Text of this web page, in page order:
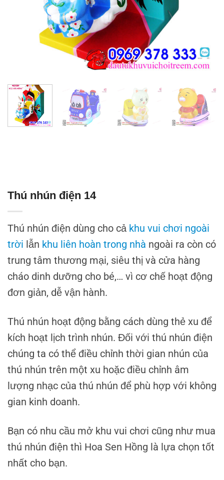
Thú nhún điện 14
Thú nhún điện dùng cho cả khu vui chơi ngoài
trời lẫn khu liên hoàn trong nhà ngoài ra còn có
trung tâm thương mại, siêu thị và cửa hàng
cháo dinh dưỡng cho bé,… vì cơ chế hoạt động
đơn giản, dễ vận hành.
Thú nhún hoạt động bằng cách dùng thẻ xu để
kích hoạt lịch trình nhún. Đối với thú nhún điện
chúng ta có thể điều chỉnh thời gian nhún của
thú nhún trên một xu hoặc điều chỉnh âm
lượng nhạc của thú nhún để phù hợp với không
gian kinh doanh.
Bạn có nhu cầu mở khu vui chơi cũng như mua
thú nhún điện thì Hoa Sen Hồng là lựa chọn tốt
nhất cho bạn.